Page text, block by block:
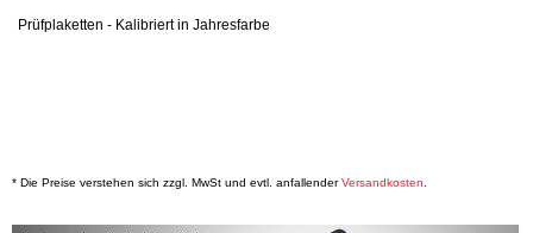
Prüfplaketten - Kalibriert in Jahresfarbe
* Die Preise verstehen sich zzgl. MwSt und evtl. anfallenderVersandkosten